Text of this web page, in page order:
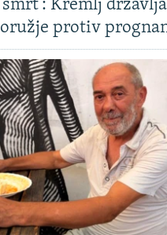
smrt': Kremlj
protiv